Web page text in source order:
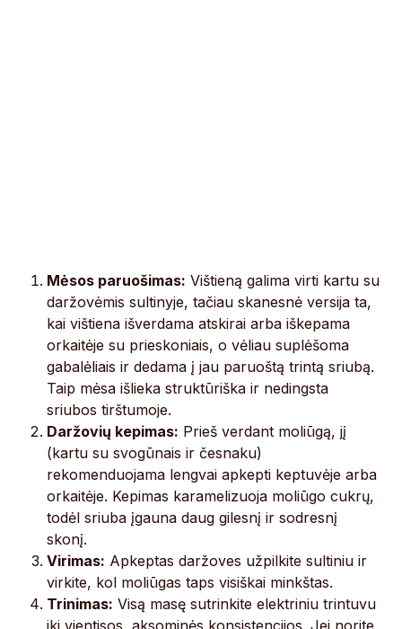
Mėsos paruošimas: Vištieną galima virti kartu su
daržovėmis sultinyje, tačiau skanesnė versija ta,
kai vištiena išverdama atskirai arba iškepama
orkaitėje su prieskoniais, o vėliau suplėšoma
gabalėliais ir dedama į jau paruoštą trintą sriubą.
Taip mėsa išlieka struktūriška ir nedingsta
sriubos tirštumoje.
Daržovių kepimas: Prieš verdant moliūgą, jį
(kartu su svogūnais ir česnaku)
rekomenduojama lengvai apkepti keptuvėje arba
orkaitėje. Kepimas karamelizuoja moliūgo cukrų,
todėl sriuba įgauna daug gilesnį ir sodresnį
skonį.
Virimas: Apkeptas daržoves užpilkite sultiniu ir
virkite, kol moliūgas taps visiškai minkštas.
Trinimas: Visą masę sutrinkite elektriniu trintuvu